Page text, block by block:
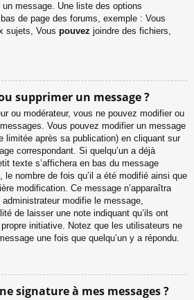
un message. Une liste des options
de page des forums, exemple : Vous
sujets, Vous pouvez joindre des fichiers,
supprimer un message ?
ou modérateur, vous ne pouvez modifier ou
Vous pouvez modifier un message
limitée après sa publication) en cliquant sur
correspondant. Si quelqu’un a déjà
texte s’affichera en bas du message
le nombre de fois qu’il a été modifié ainsi que
modification. Ce message n’apparaîtra
modifie le message,
de laisser une note indiquant qu’ils ont
initiative. Notez que les utilisateurs ne
une fois que quelqu’un y a répondu.
signature à mes messages ?